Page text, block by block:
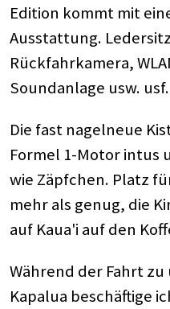
Edition kommt mit
Ausstattung.
Rückfahrkamera,
Soundanlage usw.
Die fast nagelneue
Formel 1-Motor intus
wie Zäpfchen. Platz
mehr als genug, die
auf Kaua'i auf den
Während der Fahrt
Kapalua beschäftige